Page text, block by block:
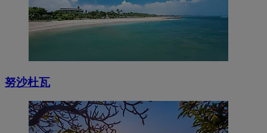
努沙杜瓦